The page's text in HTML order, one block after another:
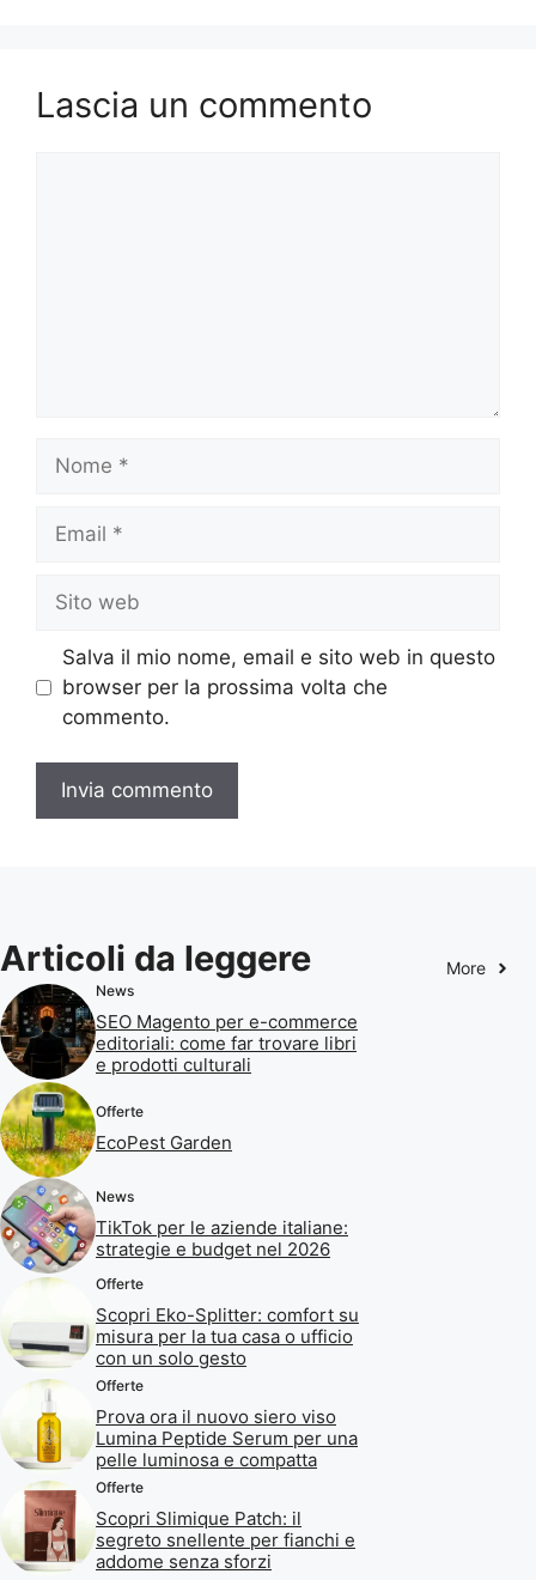
Lascia un commento
web
Salva il mio nome, email e sito web in questo
browser per la prossima volta che
commento.
Articoli da leggere More
News
SEO Magento per e-commerce
editoriali: come far trovare libri
e prodotti culturali
Offerte
EcoPest Garden
News
TikTok per le aziende italiane:
strategie e budget nel 2026
Offerte
Scopri Eko-Splitter: comfort su
misura per la tua casa o ufficio
con un solo gesto
Offerte
Prova ora il nuovo siero viso
Lumina Peptide Serum per una
pelle luminosa e compatta
Offerte
Scopri Slimique Patch: il
segreto snellente per fianchi e
addome senza sforzi